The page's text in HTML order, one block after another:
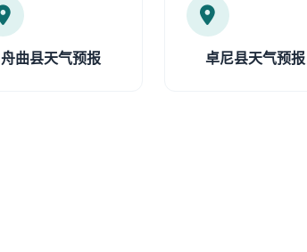
舟曲县天气预报 卓尼县天气预报